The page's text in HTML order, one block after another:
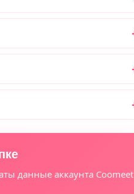
данные аккаунта Coomeet